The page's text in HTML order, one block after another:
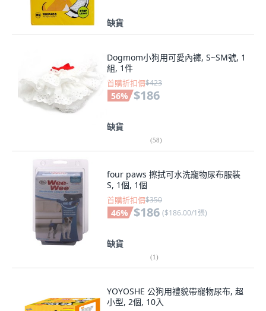
缺貨
Dogmom小狗用可愛內褲, S~SM號, 1
組, 1件
首購折扣價$423
56% $186
缺貨
(58)
four paws 擦拭可水洗寵物尿布服裝
S, 1個, 1個
首購折扣價$350
46% $186 ($186.00/1張)
缺貨
(1)
YOYOSHE 公狗用禮貌帶寵物尿布, 超
小型, 2個, 10入